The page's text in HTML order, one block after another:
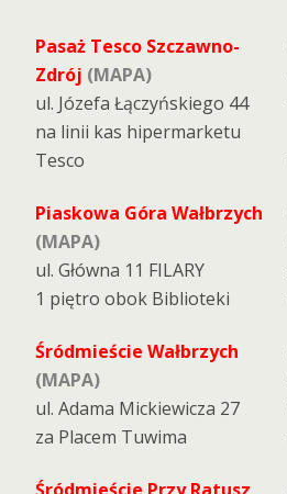
Pasaż Tesco Szczawno-
Zdrój (MAPA)
ul. Józefa Łączyńskiego 44
na linii kas hipermarketu
Tesco
Piaskowa Góra Wałbrzych
(MAPA)
ul. Główna 11 FILARY
1 piętro obok Biblioteki
Śródmieście Wałbrzych
(MAPA)
ul. Adama Mickiewicza 27
za Placem Tuwima